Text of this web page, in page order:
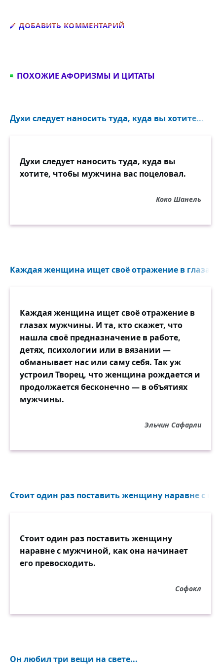
ДОБАВИТЬ КОММЕНТАРИЙ
ПОХОЖИЕ АФОРИЗМЫ И ЦИТАТЫ
Духи следует наносить туда, куда вы хотите...
Духи следует наносить туда, куда вы
хотите, чтобы мужчина вас поцеловал.
Коко Шанель
Каждая женщина ищет своё отражение в
Каждая женщина ищет своё отражение в
глазах мужчины. И та, кто скажет, что
нашла своё предназначение в работе,
детях, психологии или в вязании —
обманывает нас или саму себя. Так уж
устроил Творец, что женщина рождается и
продолжается бесконечно — в объятиях
мужчины.
Эльчин Сафарли
Стоит один раз поставить женщину наравне с
Стоит один раз поставить женщину
наравне с мужчиной, как она начинает
его превосходить.
Софокл
Он любил три вещи на свете...